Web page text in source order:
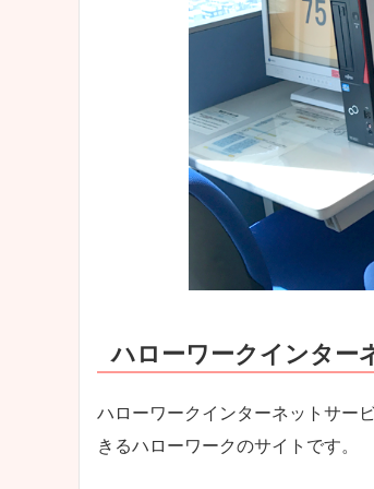
ハローワークインター
ハローワークインターネットサー
きるハローワークのサイトです。